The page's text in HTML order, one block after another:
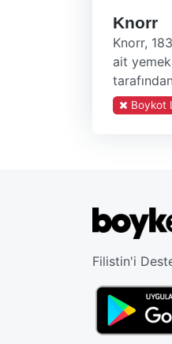
Knorr
Knorr,
ait yemek
Boykot
Filistin'i